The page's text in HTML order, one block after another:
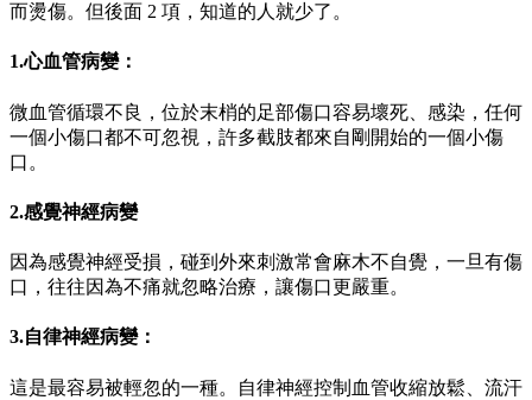
而燙傷。但後面 2 項，知道的人就少了。
1.心血管病變：
微血管循環不良，位於末梢的足部傷口容易壞死、感染，任何
一個小傷口都不可忽視，許多截肢都來自剛開始的一個小傷
口。
2.感覺神經病變
因為感覺神經受損，碰到外來刺激常會麻木不自覺，一旦有傷
口，往往因為不痛就忽略治療，讓傷口更嚴重。
3.自律神經病變：
這是最容易被輕忽的一種。自律神經控制血管收縮放鬆、流汗